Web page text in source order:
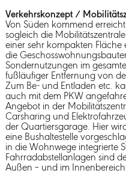
Verkehrskonzept /
Von Süden kommend
sogleich die
einer sehr kompakten
die
Sondernutzungen im
fußläufiger Entfernung von
Zum Be- und Entladen etc.
auch mit dem PKW
Angebot in der
Carsharing und
der Quartiersgarage. Hier
eine Bushaltestelle
in die Wohnwege integrierte
Fahrradabstellanlagen sind
Außen – und im